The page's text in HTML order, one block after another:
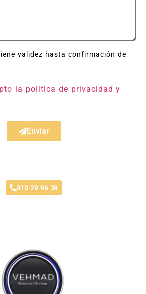
validez hasta confirmación de
la política de privacidad y
Enviar
910 29 96 39